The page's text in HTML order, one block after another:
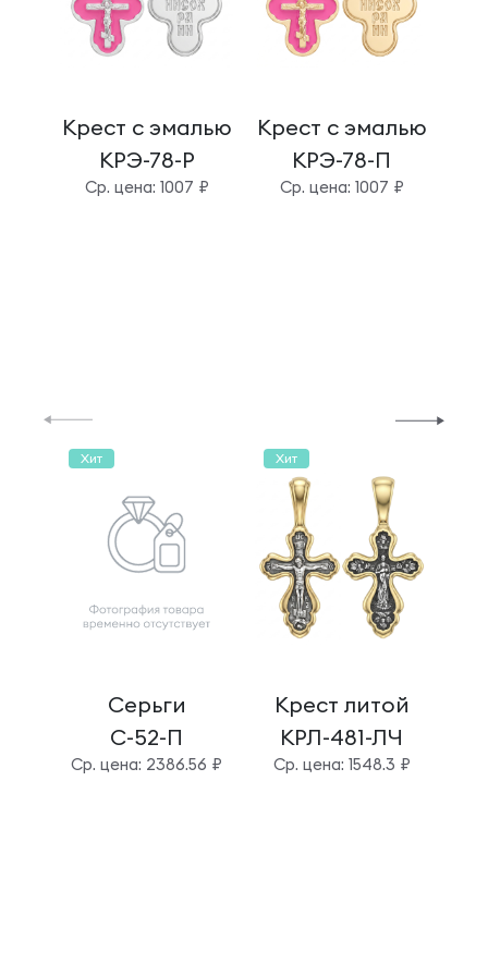
Крест с эмалью
КРЭ-78-Р
Cр. цена: 1007 ₽
Крест с эмалью
КРЭ-78-П
Cр. цена: 1007 ₽
Хит
Серьги
С-52-П
Cр. цена: 2386.56 ₽
Хит
Крест литой
КРЛ-481-ЛЧ
Cр. цена: 1548.3 ₽